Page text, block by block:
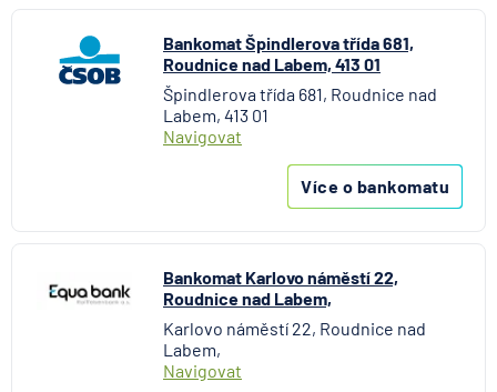
Bankomat Špindlerova třída 681,
Roudnice nad Labem, 413 01
Špindlerova třída 681, Roudnice nad
Labem, 413 01
Navigovat
Více o bankomatu
Bankomat Karlovo náměstí 22,
Roudnice nad Labem,
Karlovo náměstí 22, Roudnice nad
Labem,
Navigovat